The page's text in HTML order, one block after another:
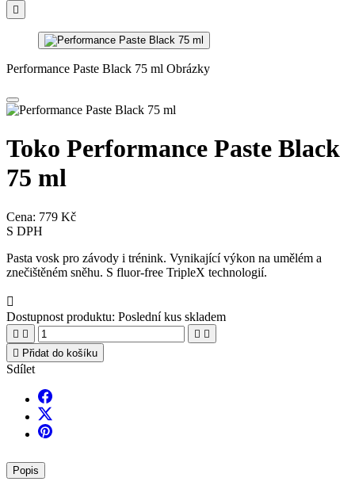

Performance Paste Black 75 ml Obrázky
Toko Performance Paste Black
75 ml
Cena: 779 Kč
S DPH
Pasta vosk pro závody i trénink. Vynikající výkon na umělém a
znečištěném sněhu. S fluor-free TripleX technologií.

Dostupnost produktu: Poslední kus skladem
   
 Přidat do košíku
Sdílet
Popis